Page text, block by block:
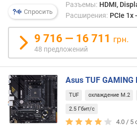
н
о
с
т
и
о
т
д
е
ш
е
Спросить
Разъемы: HDMI,
Расширения: PCIe 1x
9 716 — 16 711 грн.
48 предложений
Asus TUF GAMING
TUF охлаждение M.2
2.5 Гбит/с
4.0 / 5